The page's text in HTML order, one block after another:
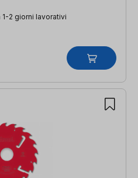
2 giorni lavorativi